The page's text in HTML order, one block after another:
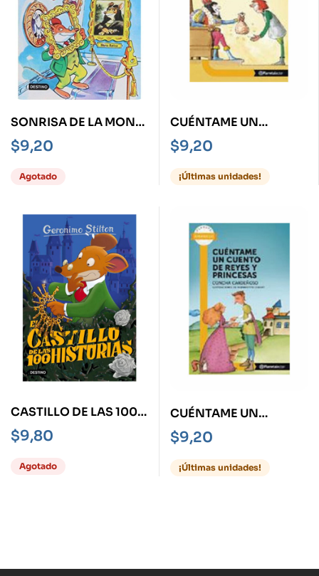
SONRISA DE LA MONA
RATISA, LA
$9,20
Agotado
CUÉNTAME UN
CUENTO DE
ANDERSEN -PL AMA 6
AÑOS
$9,20
¡Últimas unidades!
CASTILLO DE LAS 100
HISTORIAS, EL
$9,80
Agotado
CUÉNTAME UN
CUENTO DE REYES Y
PRINCESAS -PL AMA 6
AÑOS
$9,20
¡Últimas unidades!